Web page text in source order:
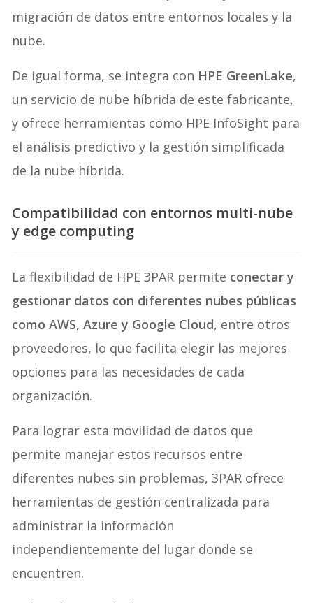
migración de datos entre entornos locales y la
nube.
De igual forma, se integra con HPE GreenLake,
un servicio de nube híbrida de este fabricante,
y ofrece herramientas como HPE InfoSight para
el análisis predictivo y la gestión simplificada
de la nube híbrida.
Compatibilidad con entornos multi-nube
y edge computing
La flexibilidad de HPE 3PAR permite conectar y
gestionar datos con diferentes nubes públicas
como AWS, Azure y Google Cloud, entre otros
proveedores, lo que facilita elegir las mejores
opciones para las necesidades de cada
organización.
Para lograr esta movilidad de datos que
permite manejar estos recursos entre
diferentes nubes sin problemas, 3PAR ofrece
herramientas de gestión centralizada para
administrar la información
independientemente del lugar donde se
encuentren.